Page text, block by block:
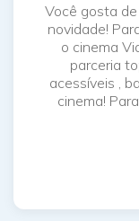
Você gosta
novidade!
o cinema
parceria
acessíveis ,
cinema!